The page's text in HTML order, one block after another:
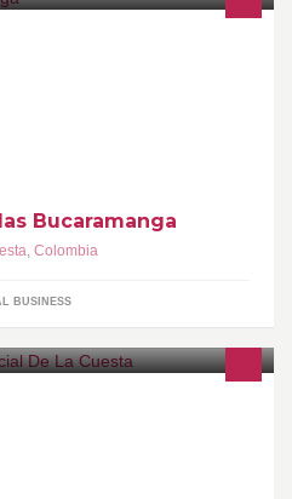
Bucaramanga
, Colombia
BUSINESS